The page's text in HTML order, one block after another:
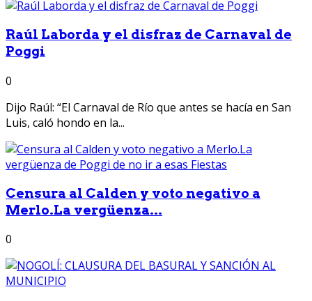
Raúl Laborda y el disfraz de Carnaval de
Poggi
0
Dijo Raúl: “El Carnaval de Río que antes se hacía en San
Luis, caló hondo en la...
Censura al Calden y voto negativo a
Merlo.La vergüenza...
0